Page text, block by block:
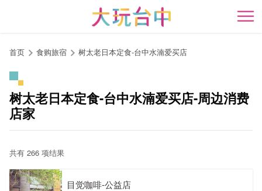
开
首页 食购旅宿 树太老日本定食-台中水湳爱买店
树太老日本定食-台中水湳爱买店-周边消费
店家
共有 266 项结果
目觉咖啡-公益店